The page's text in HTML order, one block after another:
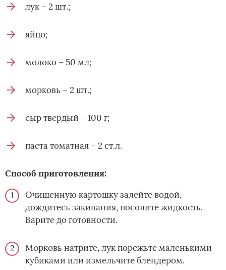
лук – 2 шт.;
яйцо;
молоко – 50 мл;
морковь – 2 шт.;
сыр твердый – 100 г;
паста томатная – 2 ст.л.
Способ приготовления:
Очищенную картошку залейте водой,
дождитесь закипания, посолите жидкость.
Варите до­ готовности.
Морковь натрите, лук порежьте маленькими
кубиками или измельчите блендером.